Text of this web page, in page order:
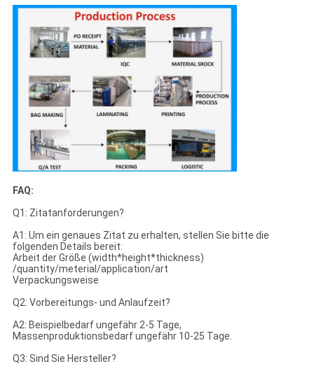
FAQ:
Q1: Zitatanforderungen?
A1: Um ein genaues Zitat zu erhalten, stellen Sie bitte die
folgenden Details bereit:
Arbeit der Größe (width*height*thickness)
/quantity/meterial/application/art
Verpackungsweise
Q2: Vorbereitungs- und Anlaufzeit?
A2: Beispielbedarf ungefähr 2-5 Tage,
Massenproduktionsbedarf ungefähr 10-25 Tage.
Q3: Sind Sie Hersteller?